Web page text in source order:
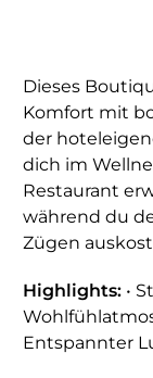
Dieses
Komfort mit
der
dich im
Restaurant
während du
Zügen
Highlights: •
Entspannter